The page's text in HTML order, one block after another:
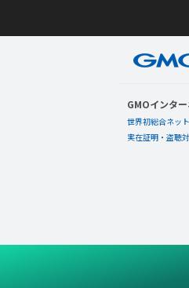
GMOインタ
世界初総合ネッ
実在証明・盗聴